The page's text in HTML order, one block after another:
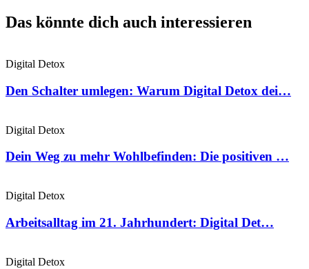
Das könnte dich auch interessieren
Digital Detox
Den Schalter umlegen: Warum Digital Detox dei…
Digital Detox
Dein Weg zu mehr Wohlbefinden: Die positiven …
Digital Detox
Arbeitsalltag im 21. Jahrhundert: Digital Det…
Digital Detox